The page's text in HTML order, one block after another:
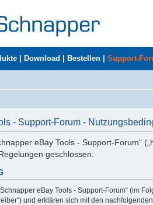
Download Bestellen Support-
- Support-Forum -
eBay Tools - Support-Forum“
geschlossen:
eBay Tools - Support-Forum“ (im
und erklären sich mit den